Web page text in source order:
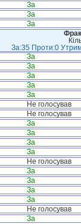
За
За
За
За:35 Проти:0
За
За
За
За
За
Не голосував
Не голосував
За
За
За
За
Не голосував
За
За
За
За
Не голосував
За